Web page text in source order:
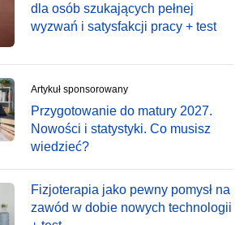
dla osób szukających pełnej
wyzwań i satysfakcji pracy + test
Artykuł sponsorowany
Przygotowanie do matury 2027.
Nowości i statystyki. Co musisz
wiedzieć?
Fizjoterapia jako pewny pomysł na
zawód w dobie nowych technologii